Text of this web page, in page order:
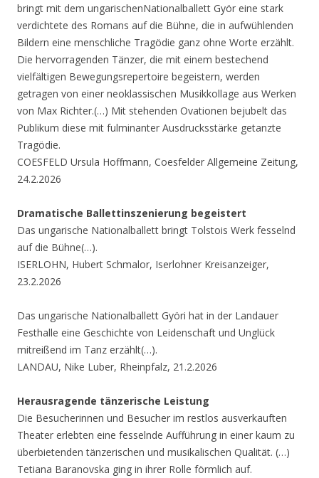
bringt mit dem ungarischenNationalballett Györ eine stark
verdichtete des Romans auf die Bühne, die in aufwühlenden
Bildern eine menschliche Tragödie ganz ohne Worte erzählt.
Die hervorragenden Tänzer, die mit einem bestechend
vielfältigen Bewegungsrepertoire begeistern, werden
getragen von einer neoklassischen Musikkollage aus Werken
von Max Richter.(…) Mit stehenden Ovationen bejubelt das
Publikum diese mit fulminanter Ausdrucksstärke getanzte
Tragödie.
COESFELD Ursula Hoffmann, Coesfelder Allgemeine Zeitung,
24.2.2026
Dramatische Ballettinszenierung begeistert
Das ungarische Nationalballett bringt Tolstois Werk fesselnd
auf die Bühne(…).
ISERLOHN, Hubert Schmalor, Iserlohner Kreisanzeiger,
23.2.2026
Das ungarische Nationalballett Györi hat in der Landauer
Festhalle eine Geschichte von Leidenschaft und Unglück
mitreißend im Tanz erzählt(…).
LANDAU, Nike Luber, Rheinpfalz, 21.2.2026
Herausragende tänzerische Leistung
Die Besucherinnen und Besucher im restlos ausverkauften
Theater erlebten eine fesselnde Aufführung in einer kaum zu
überbietenden tänzerischen und musikalischen Qualität. (…)
Tetiana Baranovska ging in ihrer Rolle förmlich auf.